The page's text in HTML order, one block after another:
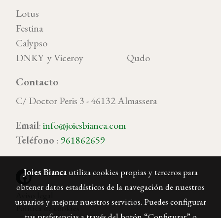
Lotus
Festina
Calypso
DNKY y Viceroy Qudo
Contacto
C/ Doctor Peris 3 - 46132 Almassera
Email:info@joiesbianca.com
Teléfono : 961862659
Política de cookies
Joies Biancautiliza cookies propias y terceros para
obtener datos estadísticos de la navegación de nuestros
usuarios y mejorar nuestros servicios. Puedes configurar